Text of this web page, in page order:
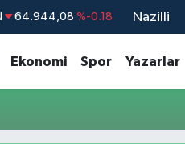
64.944,08 %-0.18
6660.55 %0.03
Nazilli
Ekonomi Spor Yazarlar